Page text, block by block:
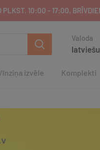
10:00 - 17:00,
Valoda
latviešu
izvēle Komplekti